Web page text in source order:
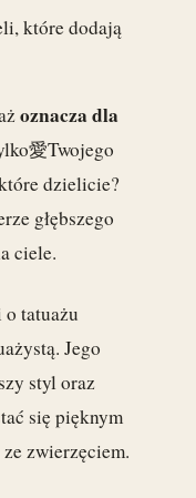
które dodają
oznacza dla
愛Twojego
dzielicie?
głębszego
ciele.
tatuażu
Jego
styl oraz
się pięknym
zwierzęciem.